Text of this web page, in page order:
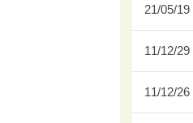
21/05/19
11/12/29
11/12/26